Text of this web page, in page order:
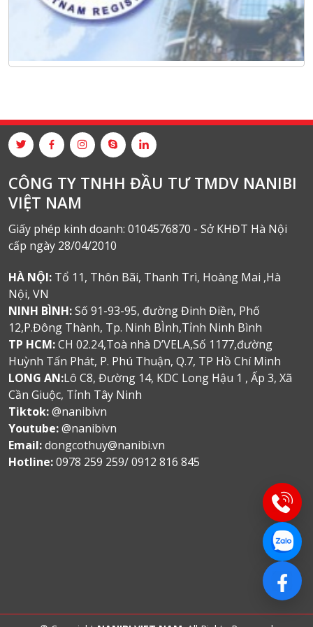
CÔNG TY TNHH ĐẦU TƯ TMDV NANIBI
VIỆT NAM
Giấy phép kinh doanh: 0104576870 - Sở KHĐT Hà Nội
cấp ngày 28/04/2010
HÀ NỘI: Tổ 11, Thôn Bãi, Thanh Trì, Hoàng Mai ,Hà
Nội, VN
NINH BÌNH:Số 91-93-95, đường Đinh Điền, Phố
12,P.Đông Thành, Tp. Ninh BÌnh,Tỉnh Ninh Bình
TP HCM:CH 02.24,Toà nhà D’VELA,Số 1177,đường
Huỳnh Tấn Phát, P. Phú Thuận, Q.7, TP Hồ Chí Minh
LONG AN:Lô C8, Đường 14, KDC Long Hậu 1 , Ấp 3, Xã
Cần Giuộc, Tỉnh Tây Ninh
Tiktok:@nanibivn
Youtube:@nanibivn
Email:dongcothuy@nanibi.vn
Hotline:0978 259 259/ 0912 816 845